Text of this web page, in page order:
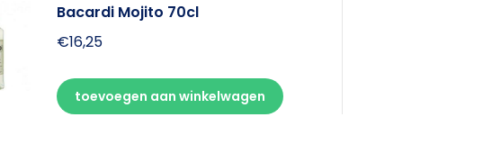
Bacardi Mojito 70cl
€16,25
toevoegen aan winkelwagen